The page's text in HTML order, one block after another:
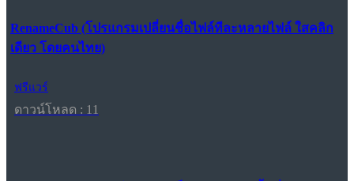
RenameCub (โปรแกรมเปลี่ยนชื่อไฟล์ทีละหลายไฟล์ ใสคลิก
เดียว โดยคนไทย)
ฟรีแวร์
ดาวน์โหลด : 11